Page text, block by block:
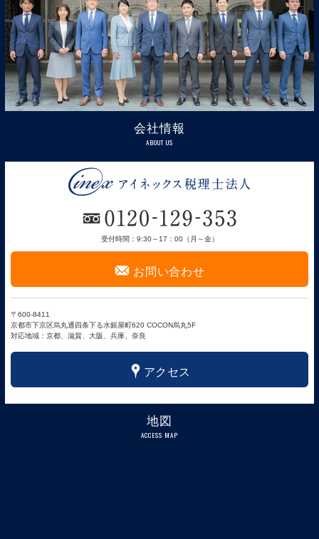
会社情報
ABOUT US
受付時間：9:30～17：00（月～金）
F お問い合わせ
〒600-8411
京都市下京区烏丸通四条下る水銀屋町620 COCON烏丸5F
対応地域：京都、滋賀、大阪、兵庫、奈良
x アクセス
地図
ACCESS MAP